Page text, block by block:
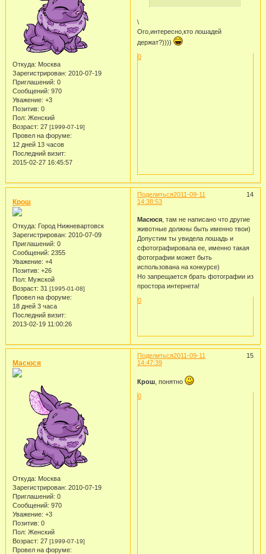
Откуда: Москва
Зарегистрирован: 2010-07-19
Приглашений: 0
Сообщений: 970
Уважение: +3
Позитив: 0
Пол: Женский
Возраст: 27 [1999-07-19]
Провел на форуме:
12 дней 13 часов
Последний визит:
2015-02-27 16:45:57
\
Ого,интересно,кто лошадей
держат?))))
0
Поделиться 14
2011-09-11
14:38:53
Крош
Откуда: Город Нижневартовск
Зарегистрирован: 2010-07-09
Приглашений: 0
Сообщений: 2355
Уважение: +4
Позитив: +26
Пол: Мужской
Возраст: 31 [1995-01-08]
Провел на форуме:
18 дней 3 часа
Последний визит:
2013-02-19 11:00:26
Масюся, там не написано что другие
животные должны быть именно твои)
Допустим ты увидела лошадь и
сфотографировала ее, именно такая
фотографии может быть
использована на конкурсе)
Но запрещается брать фотографии из
простора интернета!
0
Поделиться 15
2011-09-11
14:47:39
Масюся
Откуда: Москва
Зарегистрирован: 2010-07-19
Приглашений: 0
Сообщений: 970
Уважение: +3
Позитив: 0
Пол: Женский
Возраст: 27 [1999-07-19]
Провел на форуме:
Крош, понятно
0